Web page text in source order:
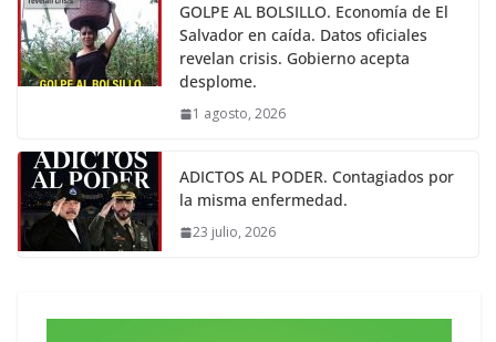
GOLPE AL BOLSILLO. Economía de El
Salvador en caída. Datos oficiales
revelan crisis. Gobierno acepta
desplome.
1 agosto, 2026
ADICTOS AL PODER. Contagiados por
la misma enfermedad.
23 julio, 2026